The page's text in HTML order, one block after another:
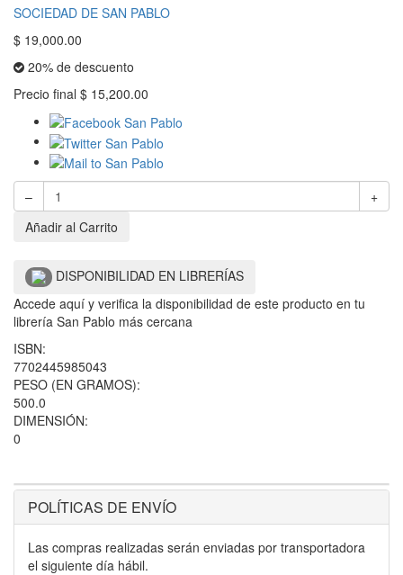
SOCIEDAD DE SAN PABLO
$ 19,000.00
20% de descuento
Precio final $ 15,200.00
–
+
Añadir al Carrito
DISPONIBILIDAD EN LIBRERÍAS
Accede aquí y verifica la disponibilidad de este producto en tu
librería San Pablo más cercana
ISBN:
7702445985043
PESO (EN GRAMOS):
500.0
DIMENSIÓN:
0
POLÍTICAS DE ENVÍO
Las compras realizadas serán enviadas por transportadora
el siguiente día hábil.